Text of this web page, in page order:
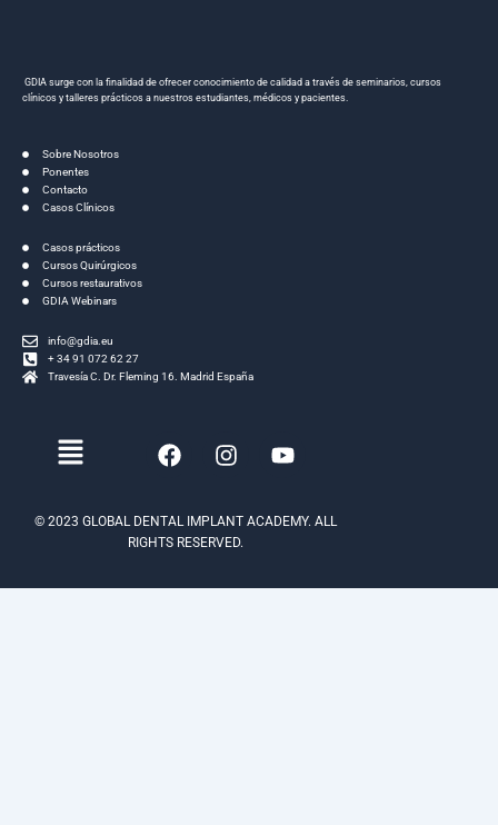
GDIA surge con la finalidad de ofrecer conocimiento de calidad a través de seminarios, cursos
clínicos y talleres prácticos a nuestros estudiantes, médicos y pacientes.
Sobre Nosotros
Ponentes
Contacto
Casos Clínicos
Casos prácticos
Cursos Quirúrgicos
Cursos restaurativos
GDIA Webinars
info@gdia.eu
+ 34 91 072 62 27
Travesía C. Dr. Fleming 16. Madrid España
Menú
F
a
e
b
o
I
n
t
a
r
Y
o
t
u
e
© 2023 GLOBAL DENTAL IMPLANT ACADEMY. ALL
RIGHTS RESERVED.